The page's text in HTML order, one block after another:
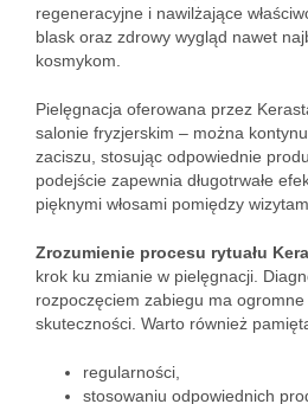
regeneracyjne i nawilżające
blask oraz zdrowy wygląd nawet
kosmykom.
Pielęgnacja oferowana przez
salonie fryzjerskim – można
zaciszu, stosując odpowiednie
podejście zapewnia długotrwałe
pięknymi włosami pomiędzy
Zrozumienie procesu rytuału
krok ku zmianie w pielęgnacji.
rozpoczęciem zabiegu ma
skuteczności. Warto również
regularności,
stosowaniu odpowiednich